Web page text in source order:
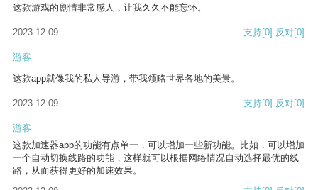
这款游戏的剧情非常感人，让我久久不能忘怀。
2023-12-09 支持[0] 反对[0]
游客
这款app就像我的私人导游，带我领略世界各地的美景。
2023-12-09 支持[0] 反对[0]
游客
这款加速器app的功能有点单一，可以增加一些新功能。比如，可以增加
一个自动切换线路的功能，这样就可以根据网络情况自动选择最优的线
路，从而获得更好的加速效果。